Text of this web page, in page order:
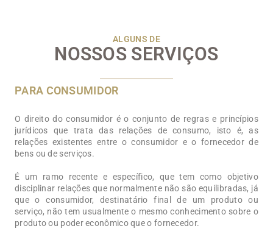
ALGUNS DE
NOSSOS SERVIÇOS
PARA CONSUMIDOR
O direito do consumidor é o conjunto de regras e princípios
jurídicos que trata das relações de consumo, isto é, as
relações existentes entre o consumidor e o fornecedor de
bens ou de serviços.
É um ramo recente e específico, que tem como objetivo
disciplinar relações que normalmente não são equilibradas, já
que o consumidor, destinatário final de um produto ou
serviço, não tem usualmente o mesmo conhecimento sobre o
produto ou poder econômico que o fornecedor.